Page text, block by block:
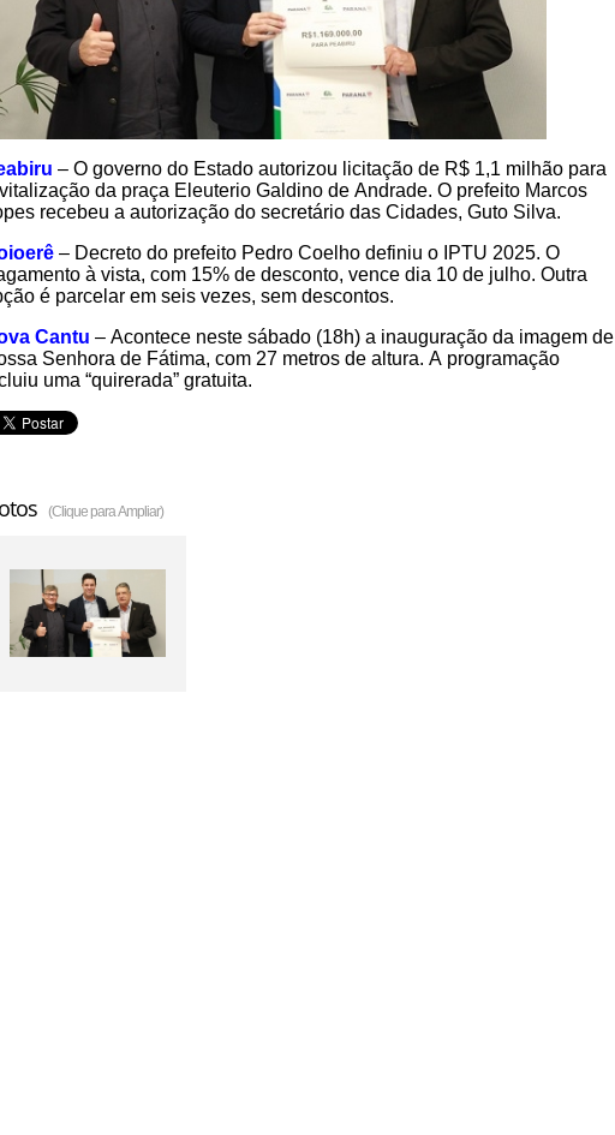
– O governo do Estado autorizou licitação de R$ 1,1 milhão para
da praça Eleuterio Galdino de Andrade. O prefeito Marcos
recebeu a autorização do secretário das Cidades, Guto Silva.
– Decreto do prefeito Pedro Coelho definiu o IPTU 2025. O
à vista, com 15% de desconto, vence dia 10 de julho. Outra
é parcelar em seis vezes, sem descontos.
Cantu – Acontece neste sábado (18h) a inauguração da imagem de
Senhora de Fátima, com 27 metros de altura. A programação
uma “quirerada” gratuita.
(Clique para Ampliar)